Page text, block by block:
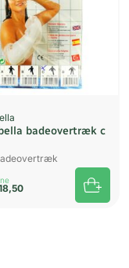
badeovertræk c